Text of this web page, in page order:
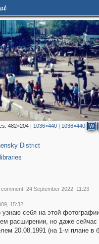
482×204 | 1036×440 | 1036×440 W
District
comment: 24 September 2022, 11:23
15:32
узнаю себя на этой
расширении, но даже сейчас
20.08.1991 (на 1-м плане в